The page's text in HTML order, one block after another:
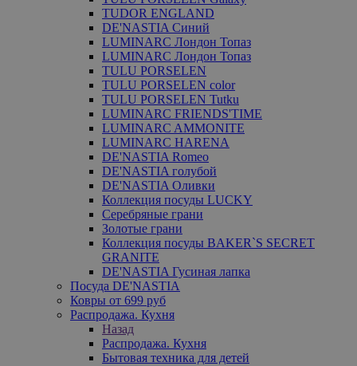
TUDOR ENGLAND
DE'NASTIA Синий
LUMINARC Лондон Топаз
LUMINARC Лондон Топаз
TULU PORSELEN
TULU PORSELEN color
TULU PORSELEN Tutku
LUMINARC FRIENDS'TIME
LUMINARC AMMONITE
LUMINARC HARENA
DE'NASTIA Romeo
DE'NASTIA голубой
DE'NASTIA Оливки
Коллекция посуды LUCKY
Серебряные грани
Золотые грани
Коллекция посуды BAKER`S SECRET
GRANITE
DE'NASTIA Гусиная лапка
Посуда DE'NASTIA
Ковры от 699 руб
Распродажа. Кухня
Назад
Распродажа. Кухня
Бытовая техника для детей